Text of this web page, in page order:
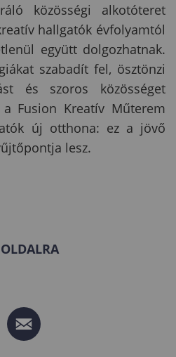
közösségi alkotóteret
hallgatók évfolyamtól
együtt dolgozhatnak.
szabadít fel, ösztönzi
és szoros közösséget
Fusion Kreatív Műterem
új otthona: ez a jövő
lesz.